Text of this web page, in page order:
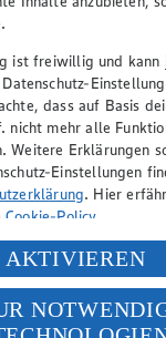
in kleine Stifte
Teig geben und
Pfeffer und
und
Knoblauchpresse
einer Zeste fein
vermengen und
in einer
Sesamöl in
ist freiwillig und kann
dass auf Basis
nicht mehr alle
Weitere Erklärungen
Einstellungen
. Hier
Cookie-Policy.
personenbezogenen
und YouTube:
klickst, willigst
AKTIVIEREN